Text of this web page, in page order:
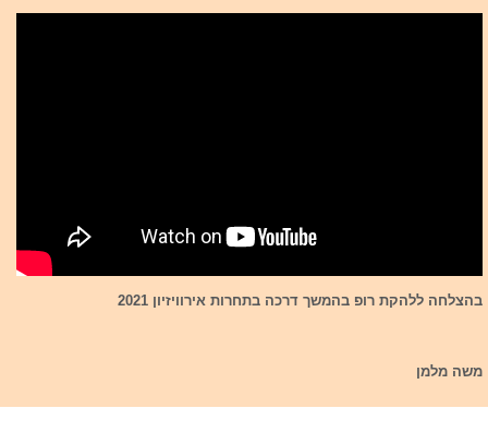
בהצלחה ללהקת רופ בהמשך דרכה בתחרות אירוויזיון 2021
משה מלמן